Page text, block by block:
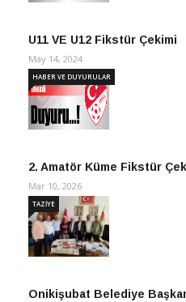
U11 VE U12 Fikstür Çekimi
May 14, 2024
2. Amatör Küme Fikstür
HABER VE DUYURULAR
Mar 10, 2026
Onikişubat Belediye
TAZİYE